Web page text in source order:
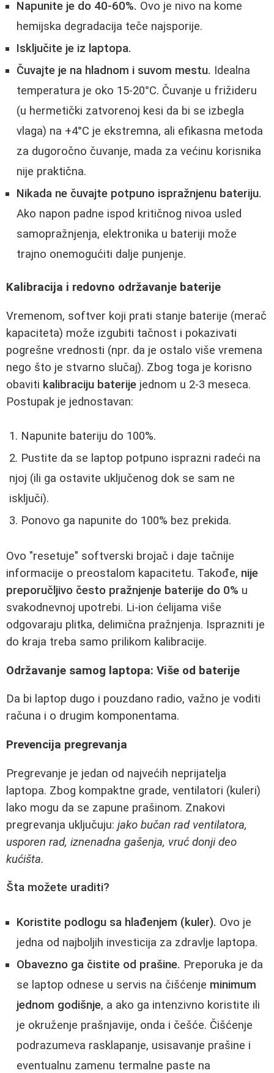
Napunite je do 40-60%. Ovo je nivo na kome
hemijska degradacija teče najsporije.
Isključite je iz laptopa.
Čuvajte je na hladnom i suvom mestu. Idealna
temperatura je oko 15-20°C. Čuvanje u frižideru
(u hermetički zatvorenoj kesi da bi se izbegla
vlaga) na +4°C je ekstremna, ali efikasna metoda
za dugoročno čuvanje, mada za većinu korisnika
nije praktična.
Nikada ne čuvajte potpuno ispražnjenu bateriju.
Ako napon padne ispod kritičnog nivoa usled
samopražnjenja, elektronika u bateriji može
trajno onemogućiti dalje punjenje.
Kalibracija i redovno održavanje baterije
Vremenom, softver koji prati stanje baterije (merač
kapaciteta) može izgubiti tačnost i pokazivati
pogrešne vrednosti (npr. da je ostalo više vremena
nego što je stvarno slučaj). Zbog toga je korisno
obaviti kalibraciju baterije jednom u 2-3 meseca.
Postupak je jednostavan:
Napunite bateriju do 100%.
Pustite da se laptop potpuno isprazni radeći na
njoj (ili ga ostavite uključenog dok se sam ne
isključi).
Ponovo ga napunite do 100% bez prekida.
Ovo "resetuje" softverski brojač i daje tačnije
informacije o preostalom kapacitetu. Takođe, nije
preporučljivo često pražnjenje baterije do 0% u
svakodnevnoj upotrebi. Li-ion ćelijama više
odgovaraju plitka, delimična pražnjenja. Isprazniti je
do kraja treba samo prilikom kalibracije.
Održavanje samog laptopa: Više od baterije
Da bi laptop dugo i pouzdano radio, važno je voditi
računa i o drugim komponentama.
Prevencija pregrevanja
Pregrevanje je jedan od najvećih neprijatelja
laptopa. Zbog kompaktne grade, ventilatori (kuleri)
lako mogu da se zapune prašinom. Znakovi
pregrevanja uključuju: jako bučan rad ventilatora,
usporen rad, iznenadna gašenja, vruć donji deo
kućišta.
Šta možete uraditi?
Koristite podlogu sa hlađenjem (kuler). Ovo je
jedna od najboljih investicija za zdravlje laptopa.
Obavezno ga čistite od prašine. Preporuka je da
se laptop odnese u servis na čišćenje minimum
jednom godišnje, a ako ga intenzivno koristite ili
je okruženje prašnjavije, onda i češće. Čišćenje
podrazumeva rasklapanje, usisavanje prašine i
eventualnu zamenu termalne paste na